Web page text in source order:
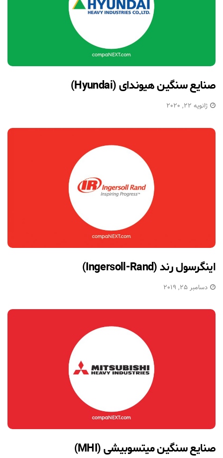
صنایع سنگین هیوندای (Hyundai)
ژانویه 22, 2020
اینگرسول رند (Ingersoll-Rand)
دسامبر 25, 2019
صنایع سنگین میتسوبیشی (MHI)